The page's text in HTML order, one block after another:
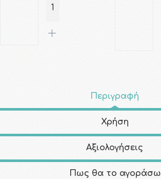
Περιγραφή
Χρήση
Αξιολογήσεις
Πως θα το αγοράσω